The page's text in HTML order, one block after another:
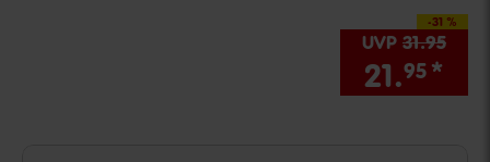
-31 %
Sie Sparen 31
UVP 31.95UVP
21.95 *